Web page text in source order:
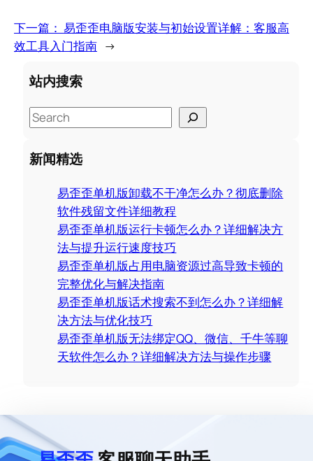
下一篇： 易歪歪电脑版安装与初始设置详解：客服高
效工具入门指南 →
站内搜索
S
e
a
r
新闻精选
易歪歪单机版卸载不干净怎么办？彻底删除
软件残留文件详细教程
易歪歪单机版运行卡顿怎么办？详细解决方
法与提升运行速度技巧
易歪歪单机版占用电脑资源过高导致卡顿的
完整优化与解决指南
易歪歪单机版话术搜索不到怎么办？详细解
决方法与优化技巧
易歪歪单机版无法绑定QQ、微信、千牛等聊
天软件怎么办？详细解决方法与操作步骤